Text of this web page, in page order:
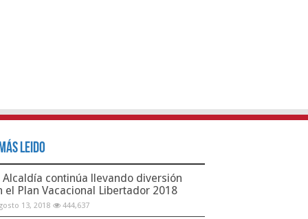
Leido
Alcaldía continúa llevando diversión
el Plan Vacacional Libertador 2018
13, 2018 444,637